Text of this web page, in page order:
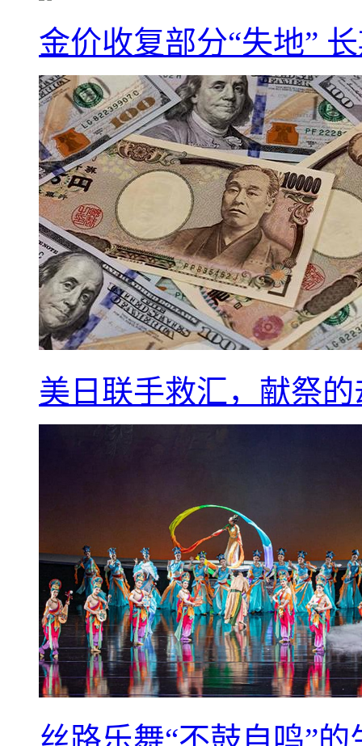
金价收复部分“失地”
美日联手救汇，献祭
丝路乐舞“不鼓自鸣”